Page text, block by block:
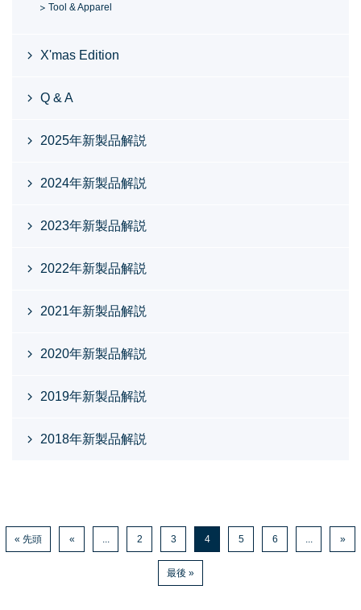
Tool & Apparel
X'mas Edition
Q & A
2025年新製品解説
2024年新製品解説
2023年新製品解説
2022年新製品解説
2021年新製品解説
2020年新製品解説
2019年新製品解説
2018年新製品解説
« 先頭 « ... 2 3 4 5 6 ... »
最後 »